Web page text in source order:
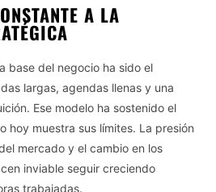
A LA
base del negocio ha sido el
largas, agendas llenas y una
Ese modelo ha sostenido el
hoy muestra sus límites. La presión
mercado y el cambio en los
inviable seguir creciendo
trabajadas.